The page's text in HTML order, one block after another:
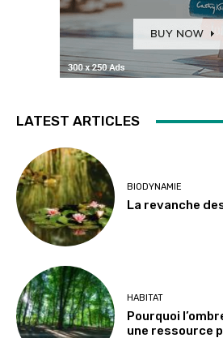
LATEST ARTICLES
BIODYNAMIE
La revanche
HABITAT
Pourquoi
une ressource